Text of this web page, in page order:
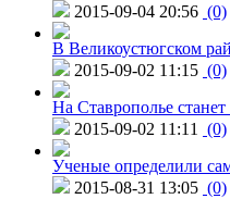
2015-09-04 20:56 (0)
В Великоустюгском
2015-09-02 11:15 (0)
На Ставрополье
2015-09-02 11:11
(0)
Ученые определили
2015-08-31 13:05 (0)